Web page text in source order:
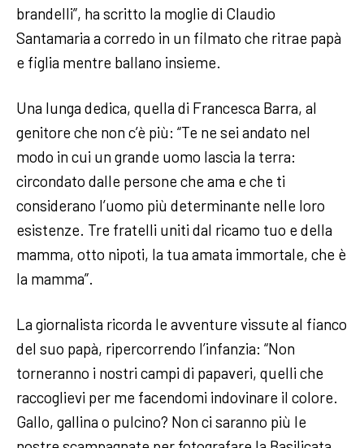
brandelli”, ha scritto la moglie di Claudio
Santamaria a corredo in un filmato che ritrae papà
e figlia mentre ballano insieme.
Una lunga dedica, quella di Francesca Barra, al
genitore che non c’è più: “Te ne sei andato nel
modo in cui un grande uomo lascia la terra:
circondato dalle persone che ama e che ti
considerano l’uomo più determinante nelle loro
esistenze. Tre fratelli uniti dal ricamo tuo e della
mamma, otto nipoti, la tua amata immortale, che è
la mamma”.
La giornalista ricorda le avventure vissute al fianco
del suo papà, ripercorrendo l’infanzia: “Non
torneranno i nostri campi di papaveri, quelli che
raccoglievi per me facendomi indovinare il colore.
Gallo, gallina o pulcino? Non ci saranno più le